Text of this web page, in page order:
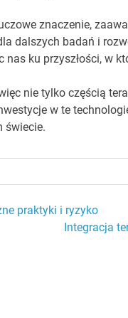
znaczenie,
dalszych badań i
ku przyszłości, w
nie tylko częścią
w te
świecie.
praktyki i ryzyko
Integracja